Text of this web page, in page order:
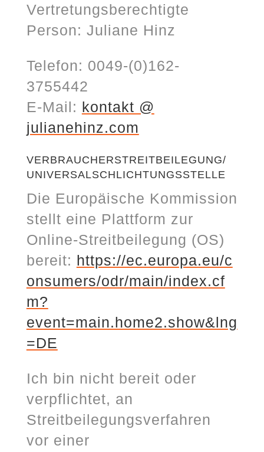
Vertretungsberechtigte
Person: Juliane Hinz
Telefon: 0049-(0)162-
3755442
E-Mail: kontakt @
julianehinz.com
VERBRAUCHERSTREITBEILEGUNG/
UNIVERSALSCHLICHTUNGSSTELLE
Die Europäische Kommission
stellt eine Plattform zur
Online-Streitbeilegung (OS)
bereit: https://ec.europa.eu/c
onsumers/odr/main/index.cf
m?
event=main.home2.show&lng
=DE
Ich bin nicht bereit oder
verpflichtet, an
Streitbeilegungsverfahren
vor einer